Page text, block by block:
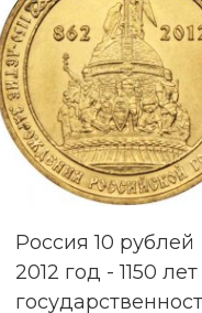
Россия 10 рублей
2012 год - 1150 лет